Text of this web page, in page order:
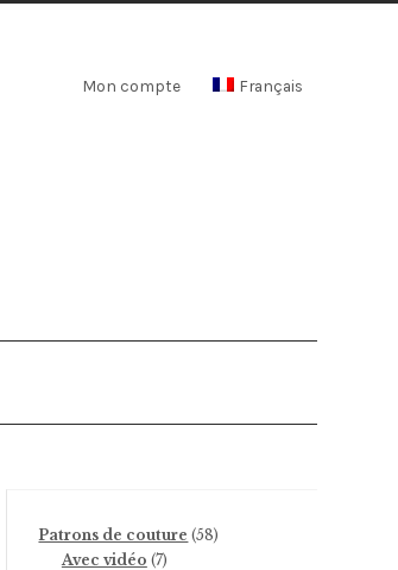
Mon compte Français
Patrons de couture 5858
Avec vidéo 77